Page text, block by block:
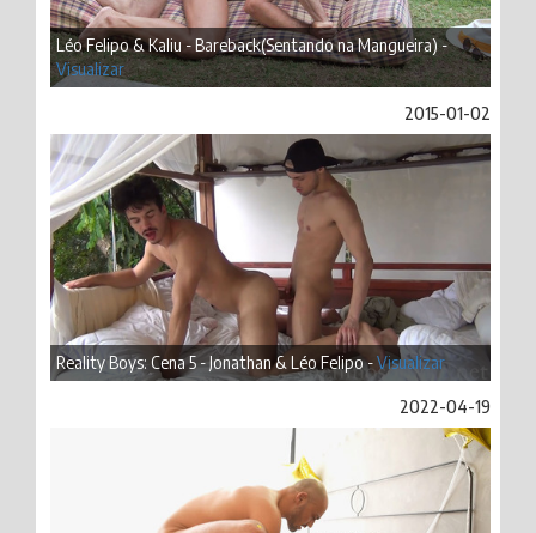
Léo Felipo & Kaliu - Bareback(Sentando na Mangueira) -
Visualizar
2015-01-02
Reality Boys: Cena 5 - Jonathan & Léo Felipo -Visualizar
2022-04-19